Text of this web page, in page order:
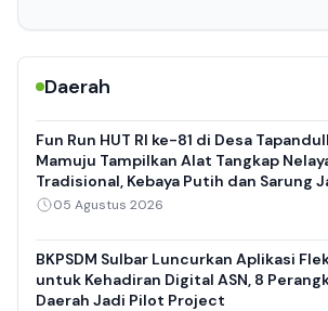
Daerah
Fun Run HUT RI ke-81 di Desa
Mamuju Tampilkan Alat Tangkap
Tradisional, Kebaya Putih dan Sarung
Daya Tarik
05 Agustus 2026
BKPSDM Sulbar Luncurkan Aplikasi
untuk Kehadiran Digital ASN, 8
Daerah Jadi Pilot Project